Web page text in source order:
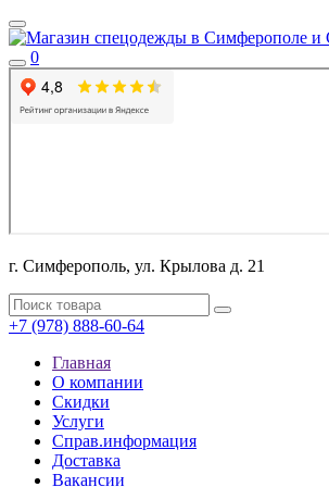
0
г. Симферополь, ул. Крылова д. 21
+7 (978) 888-60-64
Главная
О компании
Скидки
Услуги
Справ.информация
Доставка
Вакансии